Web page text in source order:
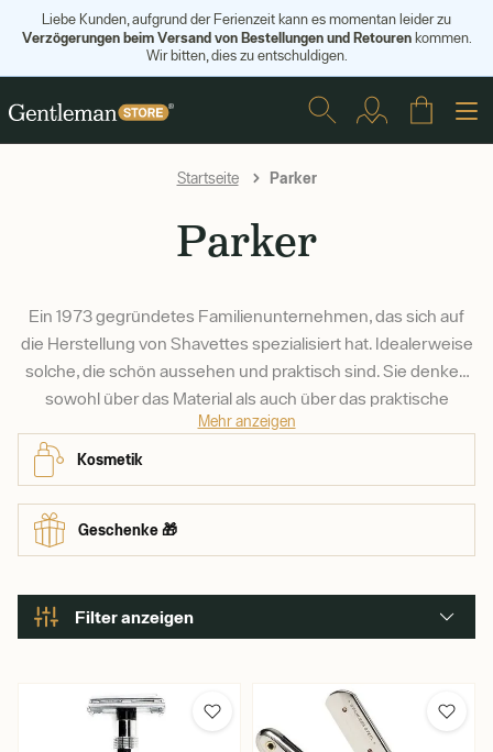
Liebe Kunden, aufgrund der Ferienzeit kann es momentan leider zu
Verzögerungen beim Versand von Bestellungen und Retourenkommen.
Wir bitten, dies zu entschuldigen.
Startseite Parker
Parker
Ein 1973 gegründetes Familienunternehmen, das sich auf
die Herstellung von Shavettes spezialisiert hat. Idealerweise
solche, die schön aussehen und praktisch sind. Sie denken
sowohl über das Material als auch über das praktische
Design nach. Deshalb sind ihre Shavettes aus rostfreiem
Stahl gefertigt und haben eine abgerundete Form - dadurch
sind sie leichter zu benutzen.
Mehr anzeigen
Kosmetik
Geschenke 🎁
Filter anzeigen